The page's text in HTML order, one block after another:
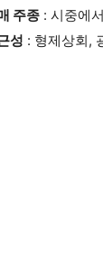
주종 : 시중에
성 : 형제상회,